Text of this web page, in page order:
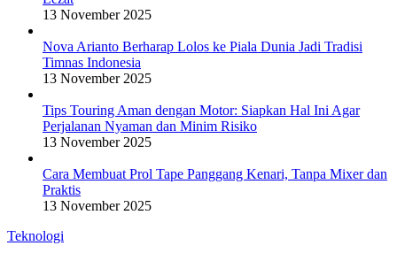
13 November 2025
Nova Arianto Berharap Lolos ke Piala Dunia Jadi Tradisi
Timnas Indonesia
13 November 2025
Tips Touring Aman dengan Motor: Siapkan Hal Ini Agar
Perjalanan Nyaman dan Minim Risiko
13 November 2025
Cara Membuat Prol Tape Panggang Kenari, Tanpa Mixer dan
Praktis
13 November 2025
Teknologi